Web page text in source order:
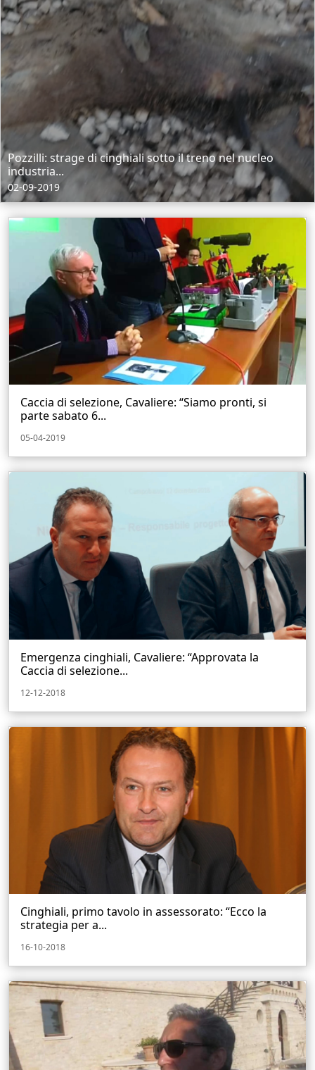
Pozzilli: strage di cinghiali sotto il treno nel nucleo
industria...
02-09-2019
Caccia di selezione, Cavaliere: “Siamo pronti, si
parte sabato 6...
05-04-2019
Emergenza cinghiali, Cavaliere: “Approvata la
Caccia di selezione...
12-12-2018
Cinghiali, primo tavolo in assessorato: “Ecco la
strategia per a...
16-10-2018